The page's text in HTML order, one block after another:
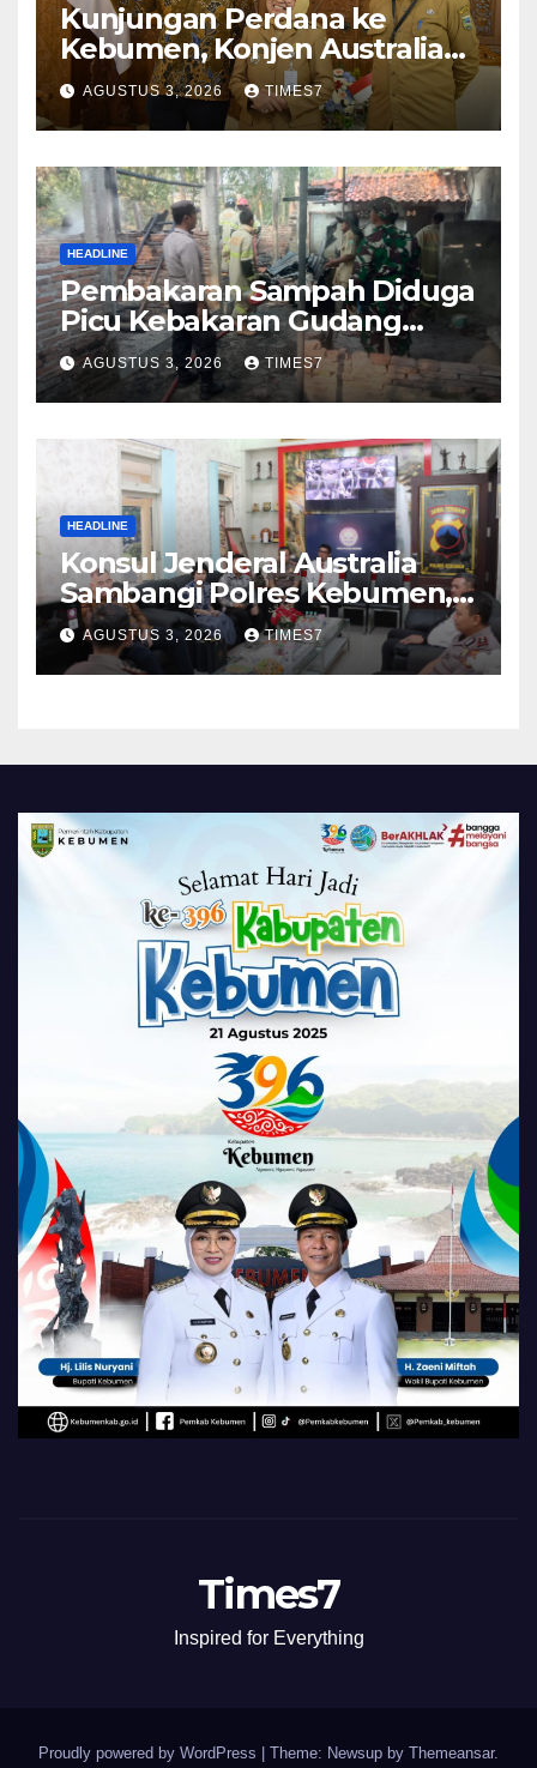
Kunjungan Perdana ke
Kebumen, Konjen Australia
Jajaki Kerja Sama Pariwisata
hingga Pendidikan
AGUSTUS 3, 2026 TIMES7
HEADLINE
Pembakaran Sampah Diduga
Picu Kebakaran Gudang
Furniture di Kebumen
AGUSTUS 3, 2026 TIMES7
HEADLINE
Konsul Jenderal Australia
Sambangi Polres Kebumen,
Pererat Silaturahmi
AGUSTUS 3, 2026 TIMES7
Times7
Inspired for Everything
Proudly powered by WordPress Theme: Newsup by Themeansar.